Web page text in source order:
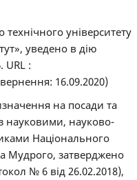
університету
уведено в дію
URL :
16.09.2020)
на посади та
науковими, науково-
Національного
Мудрого, затверджено
№ 6 від 26.02.2018),